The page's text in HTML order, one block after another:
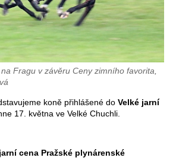
Fragu v závěru Ceny zimního favorita,
koně přihlášené do Velké jarní
17. května ve Velké Chuchli.
cena Pražské plynárenské